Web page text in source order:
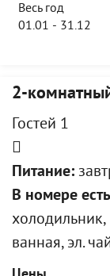
Весь год
01.01 - 31.12
2-
Гостей 1
Питание:
В номере
ванная, эл.